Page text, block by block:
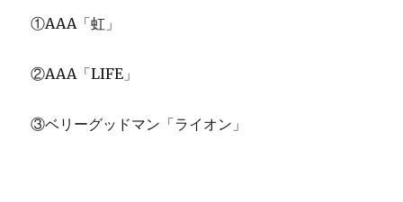
①AAA「虹」
②AAA「LIFE」
③ベリーグッドマン「ライオン」